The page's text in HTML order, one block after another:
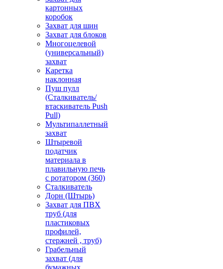
картонных
коробок
Захват для шин
Захват для блоков
Многоцелевой
(универсальный)
захват
Каретка
наклонная
Пуш пулл
(Сталкиватель/
втаскиватель Push
Pull)
Мультипаллетный
захват
Штыревой
податчик
материала в
плавильную печь
с ротатором (360)
Сталкиватель
Дорн (Штырь)
Захват для ПВХ
труб (для
пластиковых
профилей,
стержней , труб)
Грабельный
захват (для
бумажных